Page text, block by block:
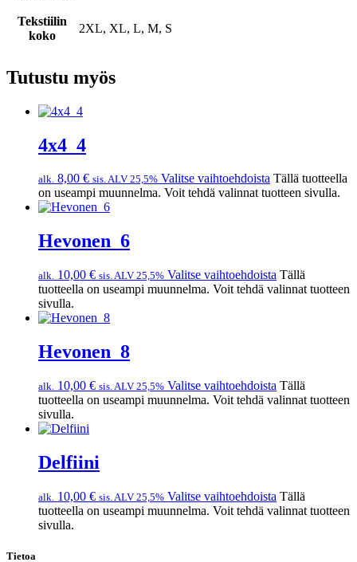
Tekstiilin
koko
2XL, XL, L, M, S
Tutustu myös
4x4_4
alk. 8,00 € sis. ALV 25,5% Valitse vaihtoehdoista Tällä tuotteella
on useampi muunnelma. Voit tehdä valinnat tuotteen sivulla.
Hevonen_6
alk. 10,00 € sis. ALV 25,5% Valitse vaihtoehdoista Tällä
tuotteella on useampi muunnelma. Voit tehdä valinnat tuotteen
sivulla.
Hevonen_8
alk. 10,00 € sis. ALV 25,5% Valitse vaihtoehdoista Tällä
tuotteella on useampi muunnelma. Voit tehdä valinnat tuotteen
sivulla.
Delfiini
alk. 10,00 € sis. ALV 25,5% Valitse vaihtoehdoista Tällä
tuotteella on useampi muunnelma. Voit tehdä valinnat tuotteen
sivulla.
Tietoa